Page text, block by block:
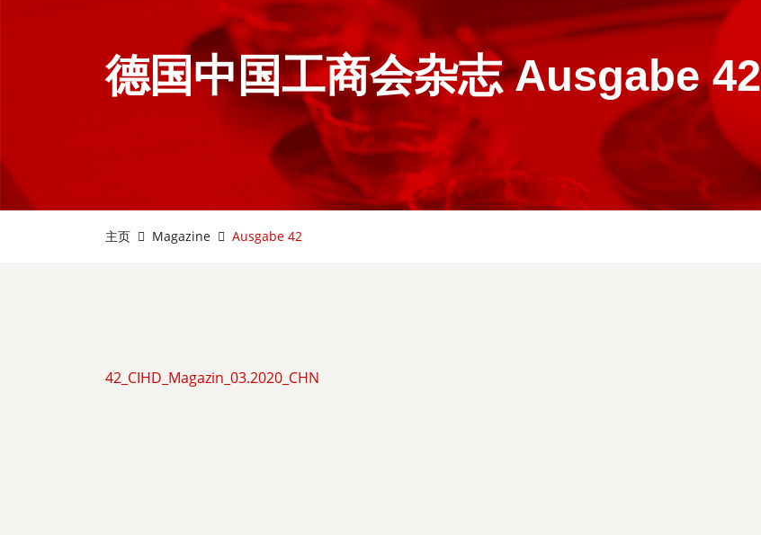
德国中国工商会杂志 Ausgabe 42
主页 Magazine Ausgabe 42
42_CIHD_Magazin_03.2020_CHN